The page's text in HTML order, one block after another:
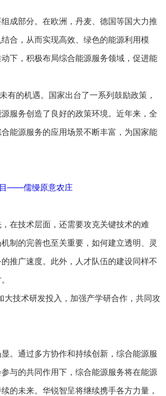
部分。在欧洲，丹麦、德国等国大力推
合，从而实现高效、绿色的能源利用模
下，积极布局综合能源服务领域，促进能
的机遇。国家出台了一系列鼓励政策，
服务创造了良好的政策环境。近年来，全
能源服务的应用场景不断丰富，为国家能
目——儒缦原意农庄
在技术层面，还需要攻克关键技术的难
制的完善也至关重要，如何建立透明、灵
推广速度。此外，人才队伍的建设同样不
技术研发投入，加强产学研合作，共同攻
通过多方协作和持续创新，综合能源服
与的共同作用下，综合能源服务将在能源
的未来。华锐智呈将继续携手各方力量，